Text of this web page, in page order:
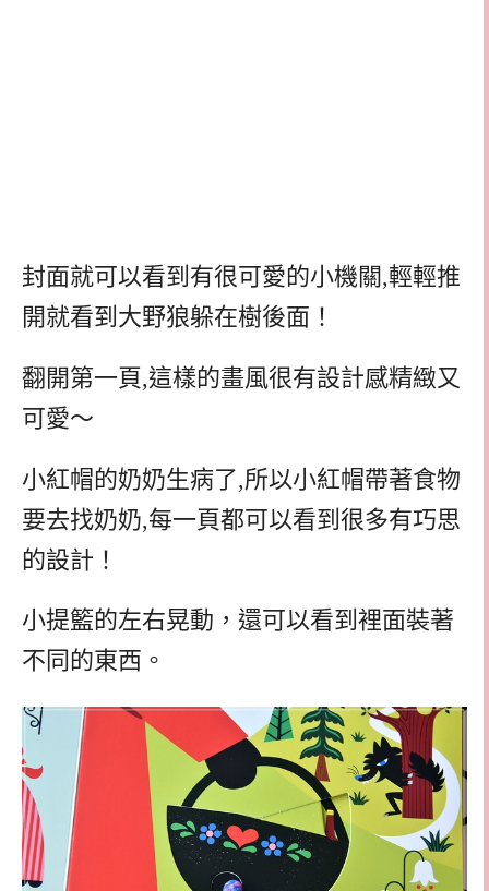
封面就可以看到有很可愛的小機關,輕輕推
開就看到大野狼躲在樹後面！
翻開第一頁,這樣的畫風很有設計感精緻又
可愛～
小紅帽的奶奶生病了,所以小紅帽帶著食物
要去找奶奶,每一頁都可以看到很多有巧思
的設計！
小提籃的左右晃動，還可以看到裡面裝著
不同的東西。